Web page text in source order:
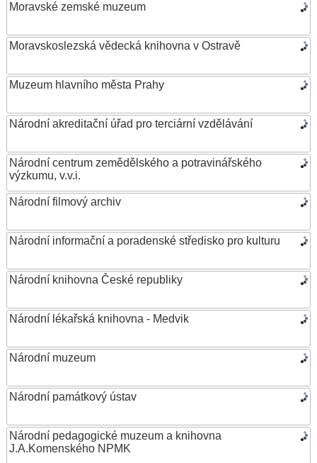
Moravské zemské muzeum
Moravskoslezská vědecká knihovna v Ostravě
Muzeum hlavního města Prahy
Národní akreditační úřad pro terciární vzdělávání
Národní centrum zemědělského a potravinářského
výzkumu, v.v.i.
Národní filmový archiv
Národní informační a poradenské středisko pro kulturu
Národní knihovna České republiky
Národní lékařská knihovna - Medvik
Národní muzeum
Národní památkový ústav
Národní pedagogické muzeum a knihovna
J.A.Komenského NPMK